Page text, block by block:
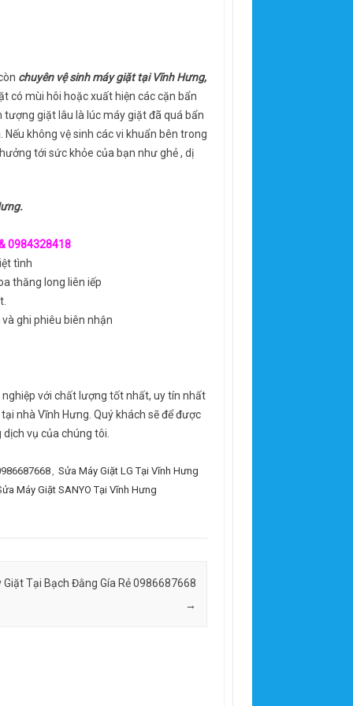
chuyên vệ sinh máy giặt tại Vĩnh Hưng,
có mùi hôi hoặc xuất hiện các cặn bẩn
giặt lâu là lúc máy giặt đã quá bẩn
không vệ sinh các vi khuẩn bên trong
tới sức khỏe của bạn như ghẻ , dị
0984328418
tình
thăng long liên iếp
ghi phiêu biên nhận
với chất lượng tốt nhất, uy tín nhất
nhà Vĩnh Hưng. Quý khách sẽ để được
vụ của chúng tôi.
, Sửa Máy Giặt LG Tại Vĩnh Hưng
Máy Giặt SANYO Tại Vĩnh Hưng
Giặt Tại Bạch Đằng Gía Rẻ 0986687668
→